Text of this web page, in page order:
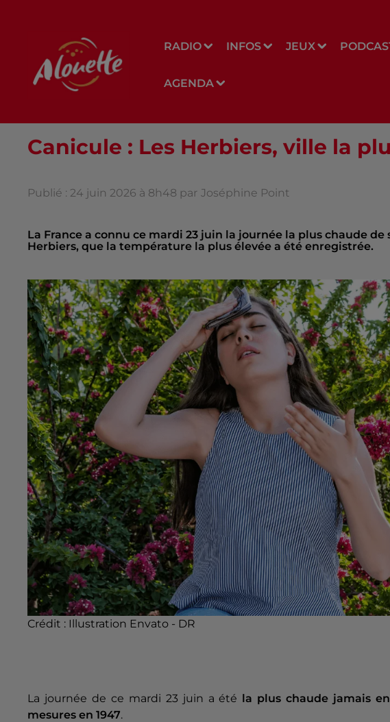
RADIO INFOS JEUX
AGENDA
Canicule : Les Herbiers, ville la
Publié : 24 juin 2026 à 8h48 par Joséphine Point
La France a connu ce mardi 23 juin la journée la plus chaude de
Herbiers, que la température la plus élevée a été enregistrée.
Crédit : Illustration Envato - DR
La journée de ce mardi 23 juin a été la plus chaude jamais
mesures en 1947.